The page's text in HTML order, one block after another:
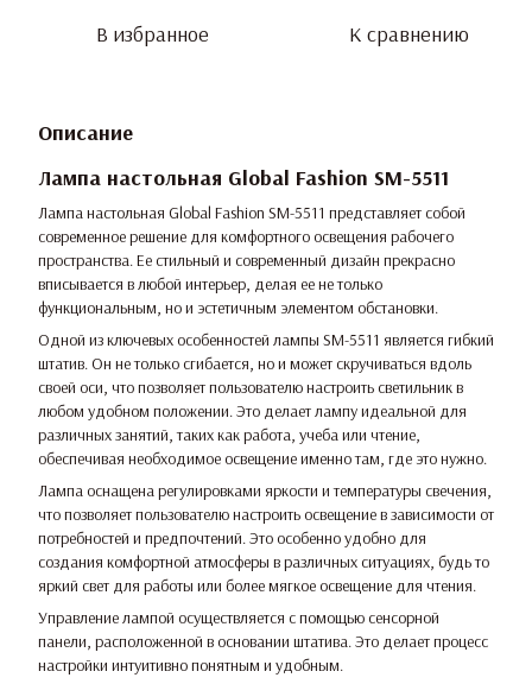
В избранное К сравнению
Описание
Лампа настольная Global Fashion SM-5511
Лампа настольная Global Fashion SM-5511 представляет собой
современное решение для комфортного освещения рабочего
пространства. Ее стильный и современный дизайн прекрасно
вписывается в любой интерьер, делая ее не только
функциональным, но и эстетичным элементом обстановки.
Одной из ключевых особенностей лампы SM-5511 является гибкий
штатив. Он не только сгибается, но и может скручиваться вдоль
своей оси, что позволяет пользователю настроить светильник в
любом удобном положении. Это делает лампу идеальной для
различных занятий, таких как работа, учеба или чтение,
обеспечивая необходимое освещение именно там, где это нужно.
Лампа оснащена регулировками яркости и температуры свечения,
что позволяет пользователю настроить освещение в зависимости от
потребностей и предпочтений. Это особенно удобно для
создания комфортной атмосферы в различных ситуациях, будь то
яркий свет для работы или более мягкое освещение для чтения.
Управление лампой осуществляется с помощью сенсорной
панели, расположенной в основании штатива. Это делает процесс
настройки интуитивно понятным и удобным.